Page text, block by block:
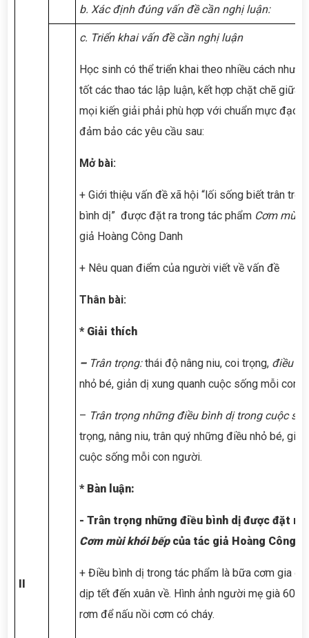
II
b. Xác định đúng vấn đề cần nghị luận:
c. Triển khai vấn đề cần nghị luận
Học sinh có thể triển khai theo nhiều cách
tốt các thao tác lập luận, kết hợp chặt chẽ giữa
mọi kiến giải phải phù hợp với chuẩn mực đạo
đảm bảo các yêu cầu sau:
Mở bài:
+ Giới thiệu vấn đề xã hội “lối sống biết trân
bình dị” được đặt ra trong tác phẩm Cơm mùi
giả Hoàng Công Danh
+ Nêu quan điểm của người viết về vấn đề
Thân bài:
* Giải thích
– Trân trọng:thái độ nâng niu, coi trọng, điều
nhỏ bé, giản dị xung quanh cuộc sống mỗi con
– Trân trọng những điều bình dị trong cuộc
trọng, nâng niu, trân quý những điều nhỏ bé,
cuộc sống mỗi con người.
* Bàn luận:
- Trân trọng những điều bình dị được đặt ra
Cơm mùi khói bếp của tác giả Hoàng Công
+ Điều bình dị trong tác phẩm là bữa cơm gia
dịp tết đến xuân về. Hình ảnh người mẹ già 60
rơm để nấu nồi cơm có cháy.